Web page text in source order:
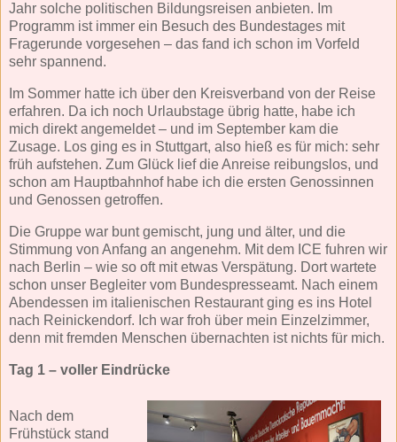
Jahr solche politischen Bildungsreisen anbieten. Im
Programm ist immer ein Besuch des Bundestages mit
Fragerunde vorgesehen – das fand ich schon im Vorfeld
sehr spannend.
Im Sommer hatte ich über den Kreisverband von der Reise
erfahren. Da ich noch Urlaubstage übrig hatte, habe ich
mich direkt angemeldet – und im September kam die
Zusage. Los ging es in Stuttgart, also hieß es für mich: sehr
früh aufstehen. Zum Glück lief die Anreise reibungslos, und
schon am Hauptbahnhof habe ich die ersten Genossinnen
und Genossen getroffen.
Die Gruppe war bunt gemischt, jung und älter, und die
Stimmung von Anfang an angenehm. Mit dem ICE fuhren wir
nach Berlin – wie so oft mit etwas Verspätung. Dort wartete
schon unser Begleiter vom Bundespresseamt. Nach einem
Abendessen im italienischen Restaurant ging es ins Hotel
nach Reinickendorf. Ich war froh über mein Einzelzimmer,
denn mit fremden Menschen übernachten ist nichts für mich.
Tag 1 – voller Eindrücke
Nach dem
Frühstück stand